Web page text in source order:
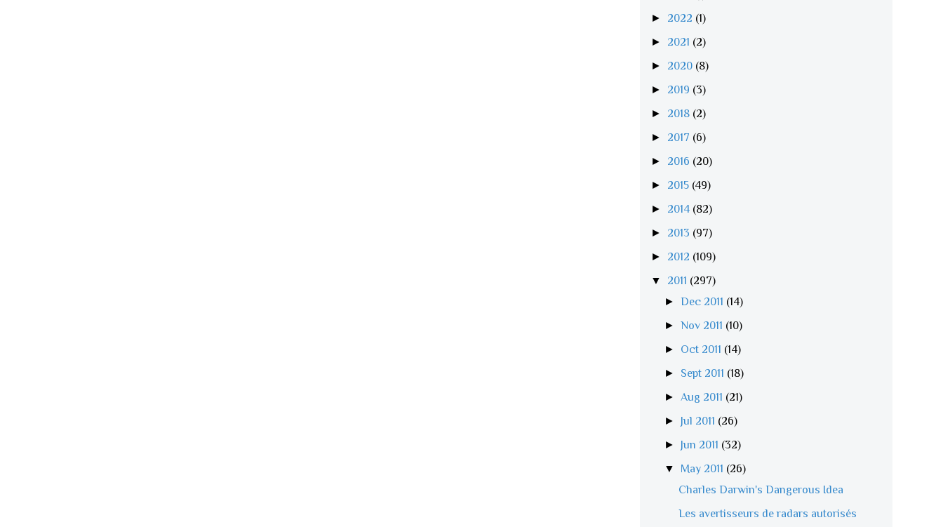
► 2022 (1)
► 2021 (2)
► 2020 (8)
► 2019 (3)
► 2018 (2)
► 2017 (6)
► 2016 (20)
► 2015 (49)
► 2014 (82)
► 2013 (97)
► 2012 (109)
▼ 2011 (297)
►Dec 2011 (14)
►Nov 2011 (10)
► Oct 2011 (14)
► Sept 2011 (18)
► Aug 2011 (21)
► Jul 2011 (26)
► Jun 2011 (32)
▼ May 2011 (26)
Charles Darwin's Dangerous Idea
Les avertisseurs de radars autorisés